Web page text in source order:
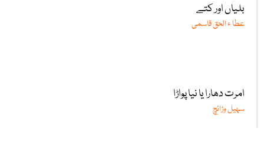
بلیاں اور کتے
عطا ء الحق قاسمی
امرت دھارا یا نیا پواڑا
سہیل وڑائچ